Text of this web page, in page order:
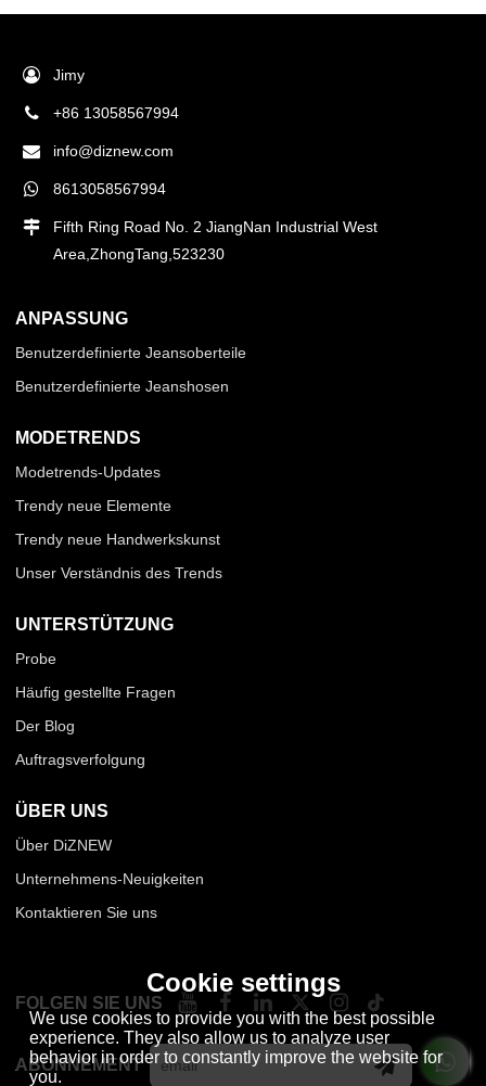
Jimy
+86 13058567994
info@diznew.com
8613058567994
Fifth Ring Road No. 2 JiangNan Industrial West
Area,ZhongTang,523230
ANPASSUNG
Benutzerdefinierte Jeansoberteile
Benutzerdefinierte Jeanshosen
MODETRENDS
Modetrends-Updates
Trendy neue Elemente
Trendy neue Handwerkskunst
Unser Verständnis des Trends
UNTERSTÜTZUNG
Probe
Häufig gestellte Fragen
Der Blog
Auftragsverfolgung
ÜBER UNS
Über DiZNEW
Unternehmens-Neuigkeiten
Kontaktieren Sie uns
FOLGEN SIE UNS
ABONNEMENT
Cookie settings
We use cookies to provide you with the best possible
experience. They also allow us to analyze user
behavior in order to constantly improve the website for
you.